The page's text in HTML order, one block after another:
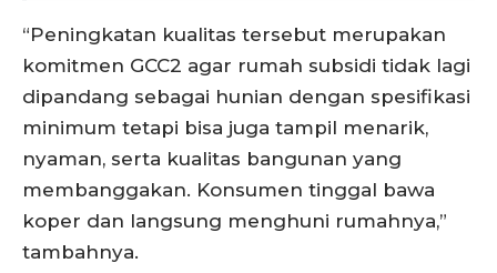
“Peningkatan kualitas tersebut merupakan
komitmen GCC2 agar rumah subsidi tidak lagi
dipandang sebagai hunian dengan spesifikasi
minimum tetapi bisa juga tampil menarik,
nyaman, serta kualitas bangunan yang
membanggakan. Konsumen tinggal bawa
koper dan langsung menghuni rumahnya,”
tambahnya.